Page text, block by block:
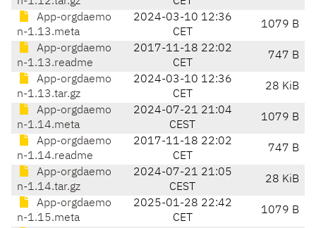
App-orgdaemo
n-1.13.meta
2024-03-10 12:36
CET
1079 B
App-orgdaemo
n-1.13.readme
2017-11-18 22:02
CET
747 B
App-orgdaemo
n-1.13.tar.gz
2024-03-10 12:36
CET
28 KiB
App-orgdaemo
n-1.14.meta
2024-07-21 21:04
CEST
1079 B
App-orgdaemo
n-1.14.readme
2017-11-18 22:02
CET
747 B
App-orgdaemo
n-1.14.tar.gz
2024-07-21 21:05
CEST
28 KiB
App-orgdaemo
n-1.15.meta
2025-01-28 22:42
CET
1079 B